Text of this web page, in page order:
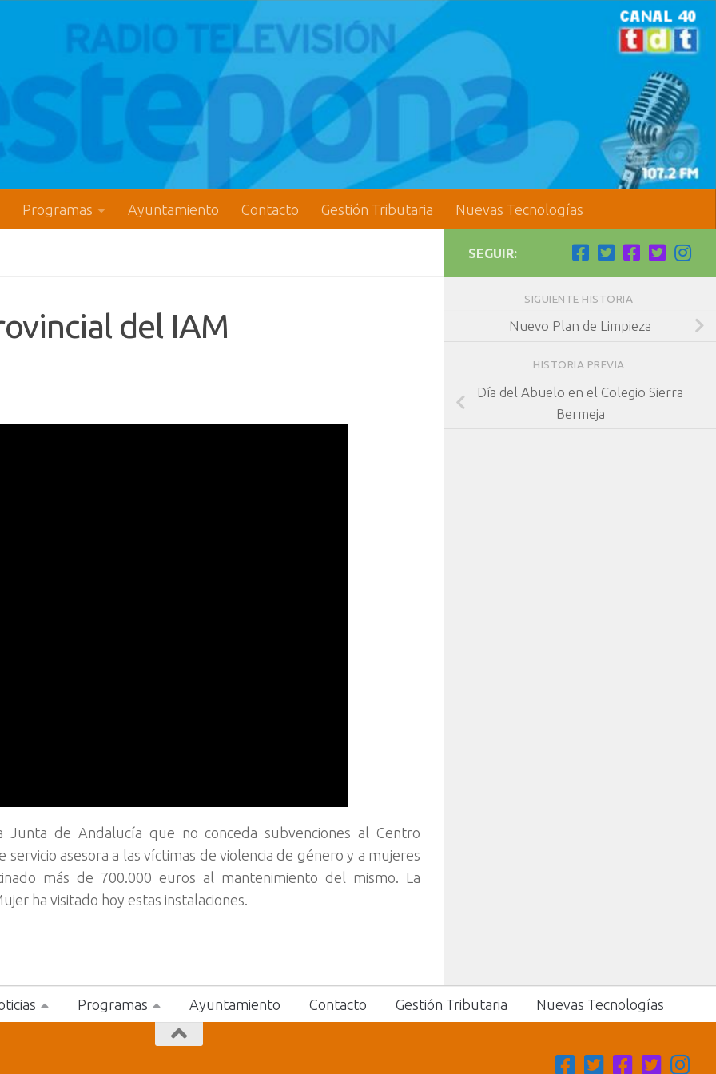
Programas Ayuntamiento Contacto Gestión Tributaria Nuevas Tecnologías
del IAM
de Andalucía que no conceda subvenciones al Centro
asesora a las víctimas de violencia de género y a mujeres
más de 700.000 euros al mantenimiento del mismo. La
ha visitado hoy estas instalaciones.
SEGUIR:
SIGUIENTE HISTORIA
Nuevo Plan de Limpieza
HISTORIA PREVIA
Día del Abuelo en el Colegio Sierra
Bermeja
Programas Ayuntamiento Contacto Gestión Tributaria Nuevas Tecnologías